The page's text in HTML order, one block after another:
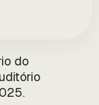
do